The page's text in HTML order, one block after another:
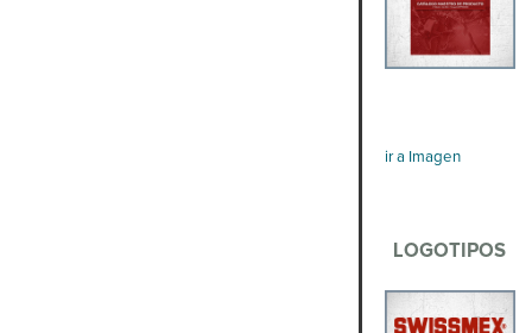
ir a Imagen
LOGOTIPOS